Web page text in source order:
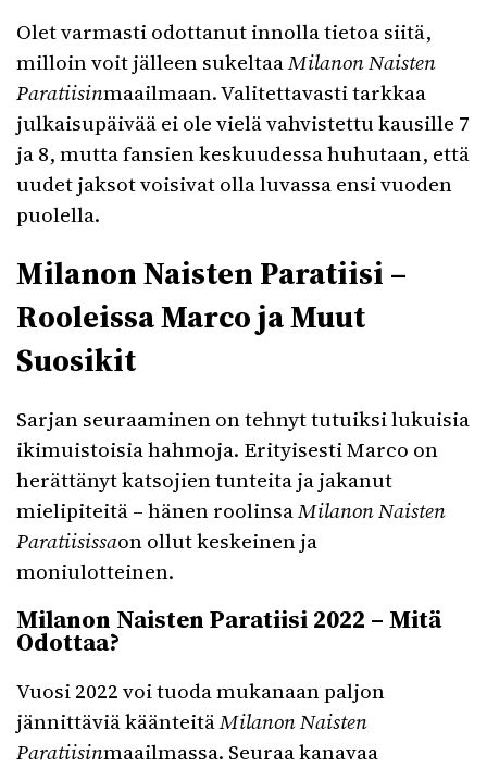
Olet varmasti odottanut innolla tietoa siitä,
milloin voit jälleen sukeltaaMilanon Naisten
Paratiisinmaailmaan. Valitettavasti tarkkaa
julkaisupäivää ei ole vielä vahvistettu kausille 7
ja 8, mutta fansien keskuudessa huhutaan, että
uudet jaksot voisivat olla luvassa ensi vuoden
puolella.
Milanon Naisten Paratiisi –
Rooleissa Marco ja Muut
Suosikit
Sarjan seuraaminen on tehnyt tutuiksi lukuisia
ikimuistoisia hahmoja. Erityisesti Marco on
herättänyt katsojien tunteita ja jakanut
mielipiteitä – hänen roolinsaMilanon Naisten
Paratiisissaon ollut keskeinen ja
moniulotteinen.
Milanon Naisten Paratiisi 2022 – Mitä
Odottaa?
Vuosi 2022 voi tuoda mukanaan paljon
jännittäviä käänteitäMilanon Naisten
Paratiisinmaailmassa. Seuraa kanavaa